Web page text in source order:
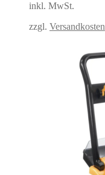
inkl. MwSt.
zzgl. Versandkosten